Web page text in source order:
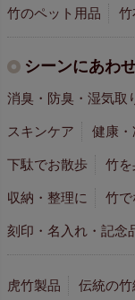
竹のペット用品 竹
シーンにあわ
消臭・防臭・湿気取
スキンケア 健康・
下駄でお散歩 竹を
収納・整理に 竹で
刻印・名入れ・記念
虎竹製品 伝統の竹